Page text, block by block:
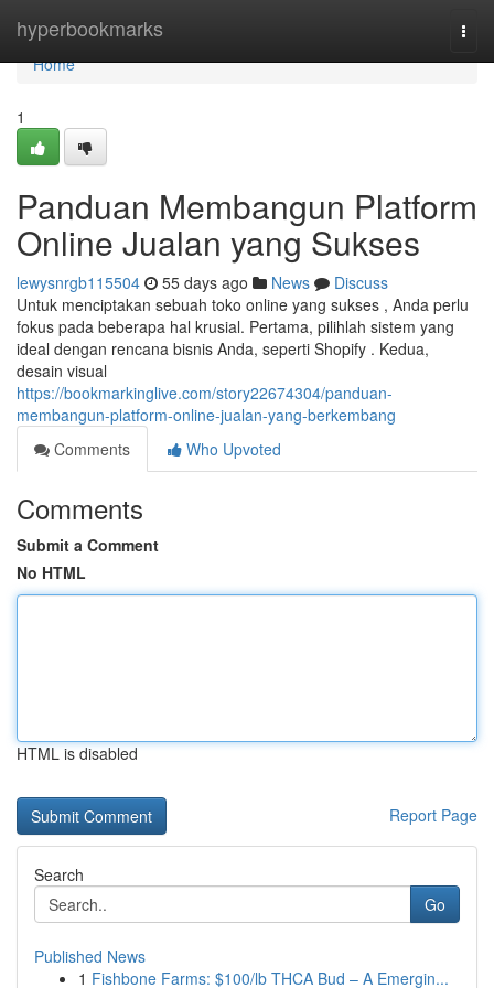
hyperbookmarks
Home
Home
1
Panduan Membangun Platform
Online Jualan yang Sukses
lewysnrgb115504 55 days ago News
Discuss
Untuk menciptakan sebuah toko online yang sukses , Anda perlu
fokus pada beberapa hal krusial. Pertama, pilihlah sistem yang
ideal dengan rencana bisnis Anda, seperti Shopify . Kedua,
desain visual
https://bookmarkinglive.com/story22674304/panduan-
membangun-platform-online-jualan-yang-berkembang
Comments
Who Upvoted
Comments
Submit a Comment
No HTML
HTML is disabled
Report Page
Search
Go
Published News
1 Fishbone Farms: $100/lb THCA Bud – A Emergin...